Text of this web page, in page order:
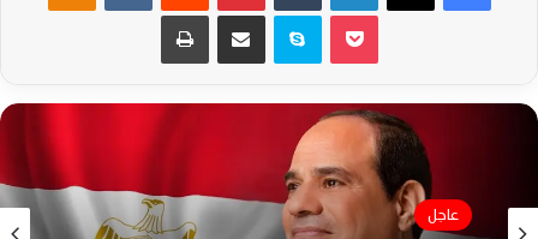
سكايب مشاركة عبر البريد طباعة
عاجل